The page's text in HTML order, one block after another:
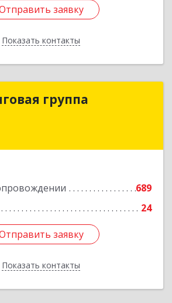
заявку
Показать контакты
заявку
Назад
группа
689
24
заявку
Показать контакты
группа
Подробнее
заявку
Назад